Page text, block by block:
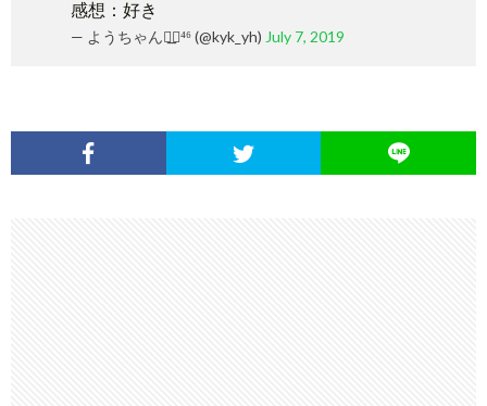
感想：好き
— ようちゃん◢͟￨⁴⁶ (@kyk_yh) July 7, 2019